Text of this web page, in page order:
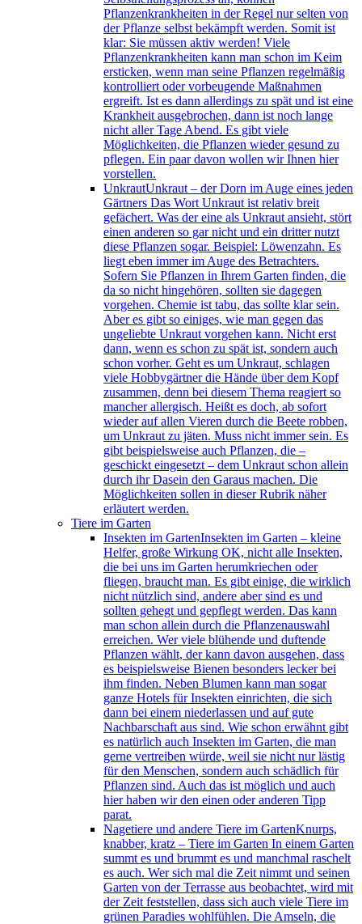
Pflanzenkrankheiten in der Regel nur selten von
der Pflanze selbst bekämpft werden. Somit ist
klar: Sie müssen aktiv werden! Viele
Pflanzenkrankheiten kann man schon im Keim
ersticken, wenn man seine Pflanzen regelmäßig
kontrolliert oder vorbeugende Maßnahmen
ergreift. Ist es dann allerdings zu spät und ist eine
Krankheit ausgebrochen, dann ist noch lange
nicht aller Tage Abend. Es gibt viele
Möglichkeiten, die Pflanzen wieder gesund zu
pflegen. Ein paar davon wollen wir Ihnen hier
vorstellen.
UnkrautUnkraut – der Dorn im Auge eines jeden
Gärtners Das Wort Unkraut ist relativ breit
gefächert. Was der eine als Unkraut ansieht, stört
einen anderen so gar nicht und ein dritter nutzt
diese Pflanzen sogar. Beispiel: Löwenzahn. Es
liegt eben immer im Auge des Betrachters.
Sofern Sie Pflanzen in Ihrem Garten finden, die
da so nicht hingehören, sollten sie dagegen
vorgehen. Chemie ist tabu, das sollte klar sein.
Aber es gibt so einiges, wie man gegen das
ungeliebte Unkraut vorgehen kann. Nicht erst
dann, wenn es schon zu spät ist, sondern auch
schon vorher. Geht es um Unkraut, schlagen
viele Hobbygärtner die Hände über dem Kopf
zusammen, denn bei diesem Thema reagiert so
mancher allergisch. Heißt es doch, ab sofort
wieder auf allen Vieren durch die Beete robben,
um Unkraut zu jäten. Muss nicht immer sein. Es
gibt beispielsweise auch Pflanzen, die –
geschickt eingesetzt – dem Unkraut schon allein
durch ihr Dasein den Garaus machen. Die
Möglichkeiten sollen in dieser Rubrik näher
erläutert werden.
Tiere im Garten
Insekten im GartenInsekten im Garten – kleine
Helfer, große Wirkung OK, nicht alle Insekten,
die bei uns im Garten herumkriechen oder
fliegen, braucht man. Es gibt einige, die wirklich
nicht nützlich sind, andere aber sind es und
sollten gehegt und gepflegt werden. Das kann
man schon allein durch die Pflanzenauswahl
erreichen. Wer viele blühende und duftende
Pflanzen wählt, der kann davon ausgehen, dass
es beispielsweise Bienen besonders lecker bei
ihm finden. Neben Blumen kann man sogar
ganze Hotels für Insekten einrichten, die sich
dann bei einem niederlassen und auf gute
Nachbarschaft aus sind. Wie schon erwähnt gibt
es natürlich auch Insekten im Garten, die man
gerne vertreiben würde, weil sie nicht nur lästig
für den Menschen, sondern auch schädlich für
Pflanzen sind. Auch das ist möglich und auch
hier haben wir den einen oder anderen Tipp
parat.
Nagetiere und andere Tiere im GartenKnurps,
knabber, kratz – Tiere im Garten In einem Garten
summt es und brummt es und manchmal raschelt
es auch. Wer sich mal die Zeit nimmt und seinen
Garten von der Terrasse aus beobachtet, wird mit
der Zeit feststellen, dass sich auch viele Tiere im
grünen Paradies wohlfühlen. Die Amseln, die